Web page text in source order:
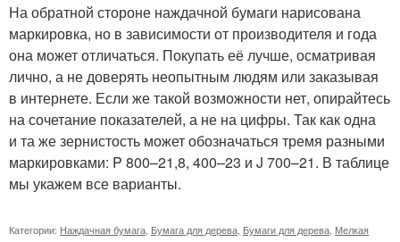
На обратной стороне наждачной бумаги нарисована
маркировка, но в зависимости от производителя и года
она может отличаться. Покупать её лучше, осматривая
лично, а не доверять неопытным людям или заказывая
в интернете. Если же такой возможности нет, опирайтесь
на сочетание показателей, а не на цифры. Так как одна
и та же зернистость может обозначаться тремя разными
маркировками: P 800–21,8, 400–23 и J 700–21. В таблице
мы укажем все варианты.
Категории: Наждачная бумага Бумага для дерева Бумаги для дерева Мелкая